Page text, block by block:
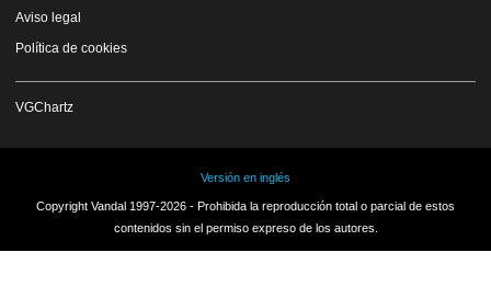
Aviso legal
Política de cookies
VGChartz
Versión en inglés
Copyright Vandal 1997-2026 - Prohibida la reproducción total o parcial de estos
contenidos sin el permiso expreso de los autores.